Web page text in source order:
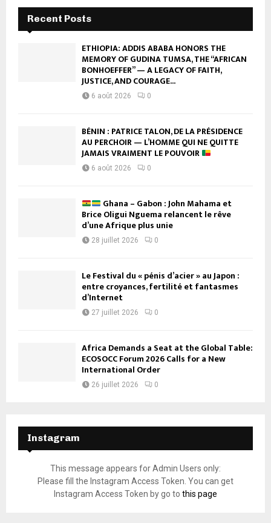
Recent Posts
ETHIOPIA: ADDIS ABABA HONORS THE
MEMORY OF GUDINA TUMSA, THE “AFRICAN
BONHOEFFER” — A LEGACY OF FAITH,
JUSTICE, AND COURAGE...
6 août 2026 0
BÉNIN : PATRICE TALON, DE LA PRÉSIDENCE
AU PERCHOIR — L’HOMME QUI NE QUITTE
JAMAIS VRAIMENT LE POUVOIR
6 août 2026 0
Ghana – Gabon : John Mahama et
Brice Oligui Nguema relancent le rêve
d’une Afrique plus unie
28 juillet 2026 0
Le Festival du « pénis d’acier » au Japon :
entre croyances, fertilité et fantasmes
d’Internet
27 juillet 2026 0
Africa Demands a Seat at the Global Table:
ECOSOCC Forum 2026 Calls for a New
International Order
26 juillet 2026 0
Instagram
This message appears for Admin Users only:
Please fill the Instagram Access Token. You can get
Instagram Access Token by go to this page